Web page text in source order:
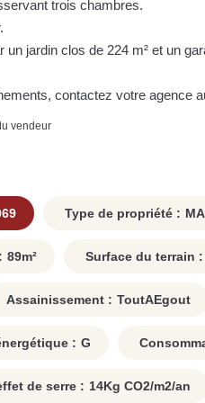
trois chambres.
un jardin clos de 224 m² et un
contactez votre agence
vendeur
Type de propriété :
89m² Surface du terrain :
Assainissement : ToutAEgout
: G
de serre : 14Kg CO2/m2/an